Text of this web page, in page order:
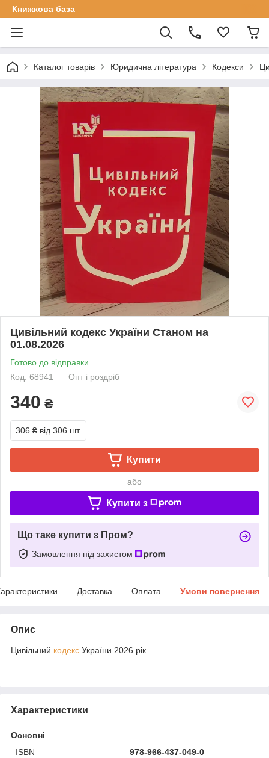
Книжкова база
Каталог товарів Юридична література Кодекси
Цивільний кодекс України Станом на
01.08.2026
Готово до відправки
Код: 68941
Опт і роздріб
340 ₴
306 ₴ від 306 шт.
Купити
або
Купити з
Що таке купити з Пром?
Замовлення під захистом
Доставка Оплата Умови повернення
Опис
Цивільний кодекс України 2026 рік
Характеристики
Основні
ISBN
978-966-437-049-0